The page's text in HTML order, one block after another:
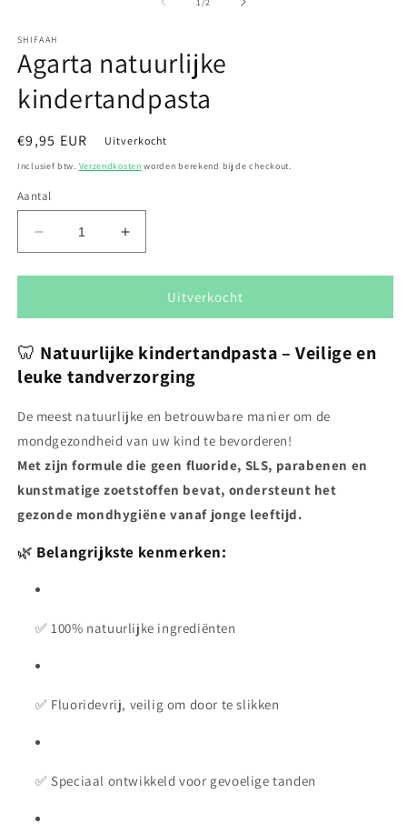
SHIFAAH
Agarta natuurlijke
kindertandpasta
Normale
prijs
€9,95 EUR Uitverkocht
Inclusief btw. Verzendkosten worden berekend bij de checkout.
Aantal
Aantal
verlagen
voor
natuurlijke
Aantal
verhogen
voor
Agarta
natuurlijke
Uitverkocht
🦷 Natuurlijke kindertandpasta – Veilige en
leuke tandverzorging
De meest natuurlijke en betrouwbare manier om de
mondgezondheid van uw kind te bevorderen!
Met zijn formule die geen fluoride, SLS, parabenen en
kunstmatige zoetstoffen bevat, ondersteunt het
gezonde mondhygiëne vanaf jonge leeftijd.
🌿 Belangrijkste kenmerken:
✅ 100% natuurlijke ingrediënten
✅ Fluoridevrij, veilig om door te slikken
✅ Speciaal ontwikkeld voor gevoelige tanden